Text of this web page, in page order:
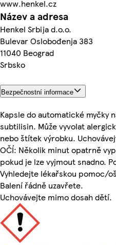
www.henkel.cz
Název a adresa
Henkel Srbija d.o.o.
Bulevar Oslobođenja 383
11040 Beograd
Srbsko
Bezpečnostní informace
Kapsle do automatické myčky
subtilisin. Může vyvolat
nebo štítek výrobku.
OČÍ: Několik minut opatrně
pokud je lze vyjmout snadno.
Vyhledejte lékařskou pomoc/
Balení řádně uzavřete.
Uchovávejte mimo dosah dětí.